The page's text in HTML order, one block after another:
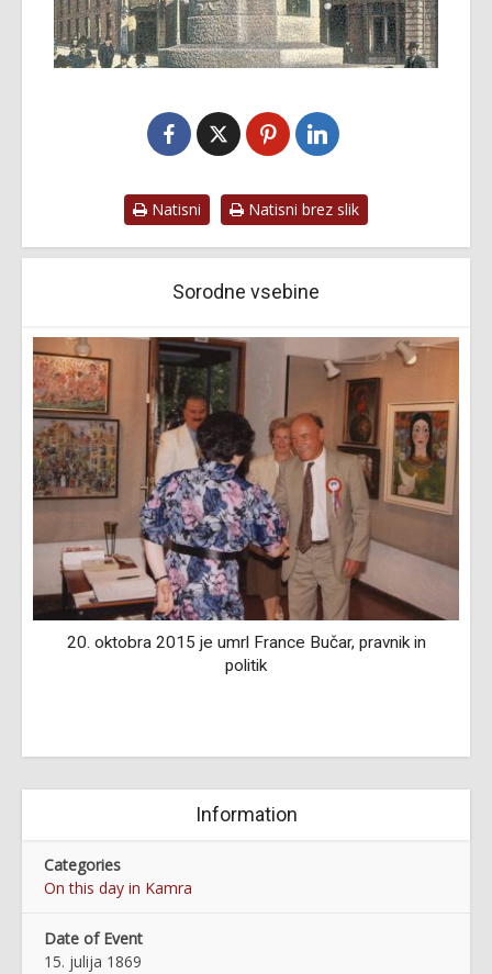
Natisni Natisni brez slik
Sorodne vsebine
20. oktobra 2015 je umrl France Bučar, pravnik in
politik
Information
Categories
On this day in Kamra
Date of Event
15. julija 1869